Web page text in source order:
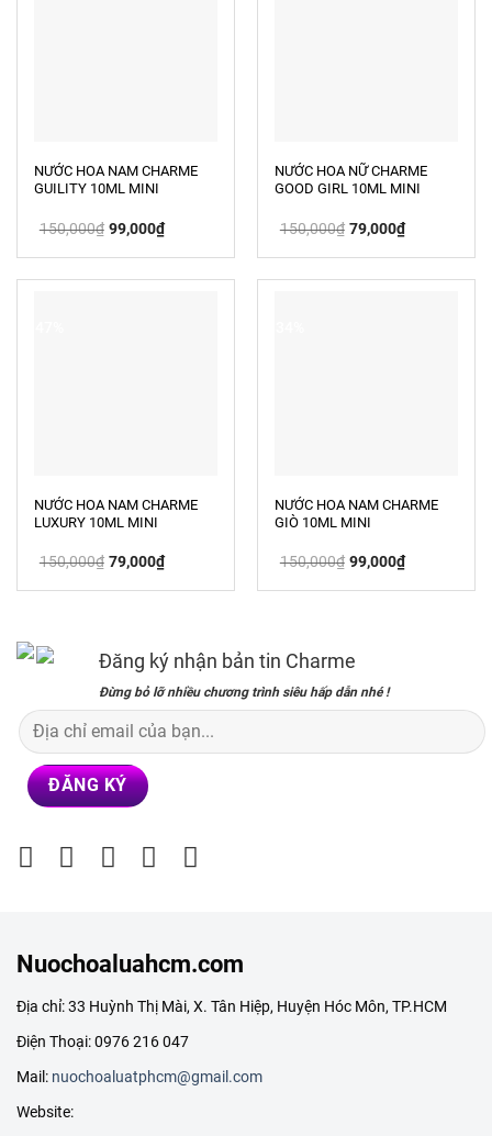
NƯỚC HOA NAM CHARME
GUILITY 10ML MINI
150,000₫ Giá
gốc
99,000₫Giá
hiện
99,000₫.
NƯỚC HOA NỮ CHARME
GOOD GIRL 10ML MINI
150,000₫ Giá
gốc
79,000₫Giá
hiện
79,000₫.
NƯỚC HOA NAM CHARME
LUXURY 10ML MINI
150,000₫ Giá
gốc
79,000₫Giá
hiện
NƯỚC HOA NAM CHARME
GIÒ 10ML MINI
150,000₫ Giá
gốc
99,000₫Giá
hiện
Đăng ký nhận bản tin Charme
Đừng bỏ lỡ nhiều chương trình siêu hấp dẫn nhé !
Nuochoaluahcm.com
Địa chỉ: 33 Huỳnh Thị Mài, X. Tân Hiệp, Huyện Hóc Môn, TP.HCM
Điện Thoại: 0976 216 047
Mail: nuochoaluatphcm@gmail.com
Website: